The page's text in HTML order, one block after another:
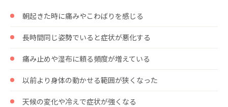
朝起きた時に痛みやこわばりを感じる
長時間同じ姿勢でいると症状が悪化する
痛み止めや湿布に頼る頻度が増えている
以前より身体の動かせる範囲が狭くなった
天候の変化や冷えで症状が強くなる